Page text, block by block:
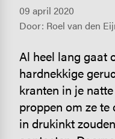
09 april 2020
Door: Roel van den
Al heel lang gaat
hardnekkige
kranten in je
proppen om ze
in drukinkt